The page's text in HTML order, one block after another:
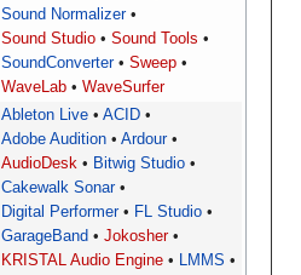
Sound Normalizer
Sound Studio
Sound Tools
SoundConverter
Sweep
WaveLab
WaveSurfer
Ableton Live
ACID
Adobe Audition
Ardour
AudioDesk
Bitwig Studio
Cakewalk Sonar
Digital Performer
FL Studio
GarageBand
Jokosher
KRISTAL Audio Engine
LMMS